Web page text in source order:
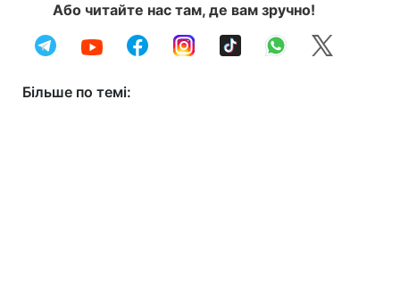
Або читайте нас там, де вам зручно!
Більше по темі: